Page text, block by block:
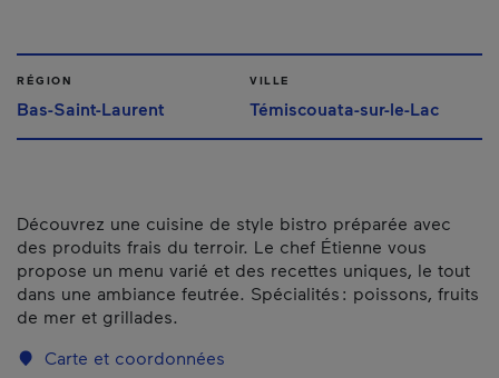
RÉGION
Bas-Saint-Laurent
VILLE
Témiscouata-sur-le-Lac
Découvrez une cuisine de style bistro préparée avec
des produits frais du terroir. Le chef Étienne vous
propose un menu varié et des recettes uniques, le tout
dans une ambiance feutrée. Spécialités : poissons, fruits
de mer et grillades.
Carte et coordonnées